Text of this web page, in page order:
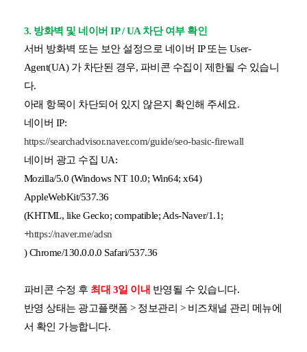
3. 방화벽 및 네이버 IP / UA 차단 여부 확인
서버 방화벽 또는 보안 설정으로 네이버 IP 또는 User-
Agent(UA) 가 차단된 경우, 파비콘 수집이 제한될 수 있습니
다.
아래 항목이 차단되어 있지 않은지 확인해 주세요.
네이버 IP:
https://searchadvisor.naver.com/guide/seo-basic-firewall
네이버 광고 수집 UA:
Mozilla/5.0 (Windows NT 10.0; Win64; x64)
AppleWebKit/537.36
(KHTML, like Gecko; compatible; Ads-Naver/1.1;
+https://naver.me/adsn
) Chrome/130.0.0.0 Safari/537.36
파비콘 수정 후 최대 3일 이내 반영될 수 있습니다.
반영 상태는 광고플랫폼 > 정보관리 > 비즈채널 관리 메뉴에
서 확인 가능합니다.